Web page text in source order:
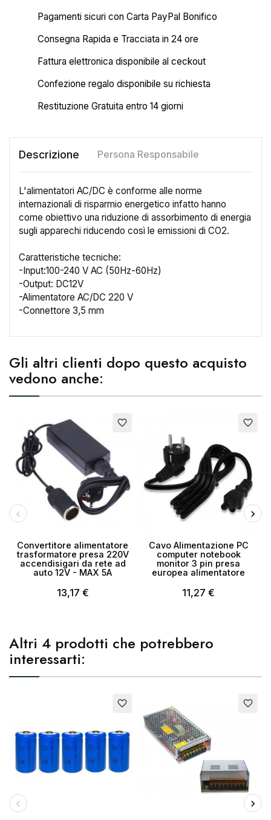
Pagamenti sicuri con Carta PayPal Bonifico
Consegna Rapida e Tracciata in 24 ore
Fattura elettronica disponibile al ceckout
Confezione regalo disponibile su richiesta
Restituzione Gratuita entro 14 giorni
Descrizione Persona Responsabile
L'alimentatori AC/DC è conforme alle norme
internazionali di risparmio energetico infatto hanno
come obiettivo una riduzione di assorbimento di energia
sugli apparechi riducendo così le emissioni di CO2.
Caratteristiche tecniche:
-Input:100-240 V AC (50Hz-60Hz)
-Output: DC12V
-Alimentatore AC/DC 220 V
-Connettore 3,5 mm
Gli altri clienti dopo questo acquisto
vedono anche:
favorite_border
Convertitore alimentatore
trasformatore presa 220V
accendisigari da rete ad
auto 12V - MAX 5A
13,17 €
favorite_border
Cavo Alimentazione PC
computer notebook
monitor 3 pin presa
europea alimentatore
11,27 €
Altri 4 prodotti che potrebbero
interessarti:
favorite_border favorite_border
Crea lista dei desideri
Nome lista dei desideri
Annulla Crea lista dei desideri